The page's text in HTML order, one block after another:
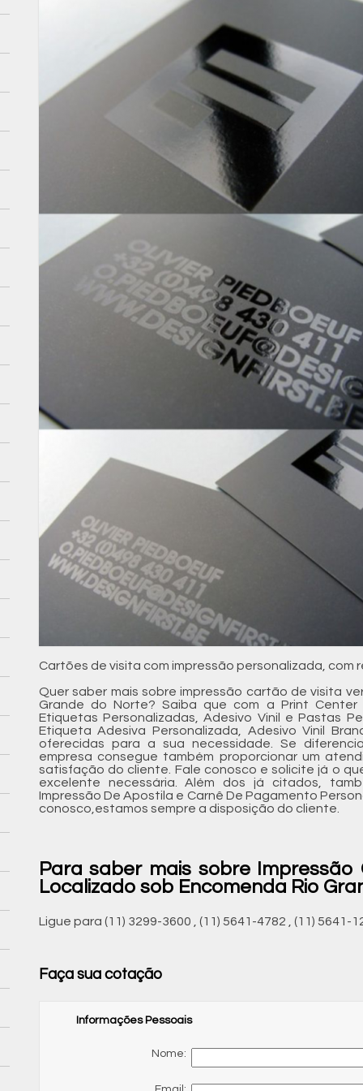
Cartões de visita com impressão personalizada, com
Quer saber mais sobre impressão cartão de visita
Grande do Norte? Saiba que com a Print
Etiquetas Personalizadas, Adesivo Vinil e Pastas
Etiqueta Adesiva Personalizada, Adesivo Vinil
oferecidas para a sua necessidade. Se
empresa consegue também proporcionar um
satisfação do cliente. Fale conosco e solicite já o
excelente necessária. Além dos já citados,
Impressão De Apostila e Carnê De Pagamento
conosco,estamos sempre a disposição do cliente.
Para saber mais sobre Impressão
Localizado sob Encomenda Rio
Ligue para (11) 3299-3600 (11) 5641-4782 (11) 5641-
Faça sua cotação
Informações Pessoais
Nome: